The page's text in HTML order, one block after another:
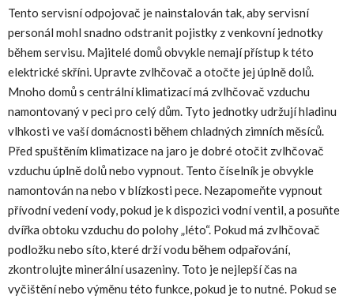
Tento servisní odpojovač je nainstalován tak, aby servisní
personál mohl snadno odstranit pojistky z venkovní jednotky
během servisu. Majitelé domů obvykle nemají přístup k této
elektrické skříni. Upravte zvlhčovač a otočte jej úplně dolů.
Mnoho domů s centrální klimatizací má zvlhčovač vzduchu
namontovaný v peci pro celý dům. Tyto jednotky udržují hladinu
vlhkosti ve vaší domácnosti během chladných zimních měsíců.
Před spuštěním klimatizace na jaro je dobré otočit zvlhčovač
vzduchu úplně dolů nebo vypnout. Tento číselník je obvykle
namontován na nebo v blízkosti pece. Nezapomeňte vypnout
přívodní vedení vody, pokud je k dispozici vodní ventil, a posuňte
dvířka obtoku vzduchu do polohy „léto“. Pokud má zvlhčovač
podložku nebo síto, které drží vodu během odpařování,
zkontrolujte minerální usazeniny. Toto je nejlepší čas na
vyčištění nebo výměnu této funkce, pokud je to nutné. Pokud se